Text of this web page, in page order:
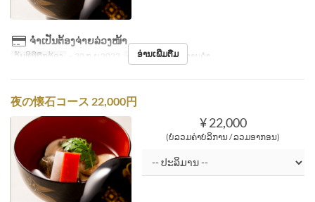
ຈຳເປັນຕ້ອງຈ່າຍລ່ວງໜ້າ
ວັນທີທີ່ຖືກຕ້ອງ ~ 30 ກ.ຍ 2023 ຄາບອາຫານ ອາຫານຄ່ຳ
ອ່ານເພີ່ມຕື່ມ
夜の懐石コース 22,000円
¥ 22,000
(ບໍ່ລວມຄ່າບໍລິການ / ລວມອາກອນ)